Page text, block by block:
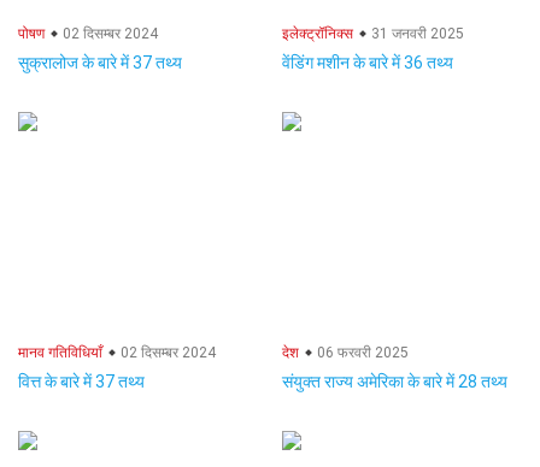
पोषण 02 दिसम्बर 2024
सुक्रालोज के बारे में 37 तथ्य
इलेक्ट्रॉनिक्स 31 जनवरी 2025
वेंडिंग मशीन के बारे में 36 तथ्य
मानव गतिविधियाँ 02 दिसम्बर 2024
वित्त के बारे में 37 तथ्य
देश 06 फरवरी 2025
संयुक्त राज्य अमेरिका के बारे में 28 तथ्य